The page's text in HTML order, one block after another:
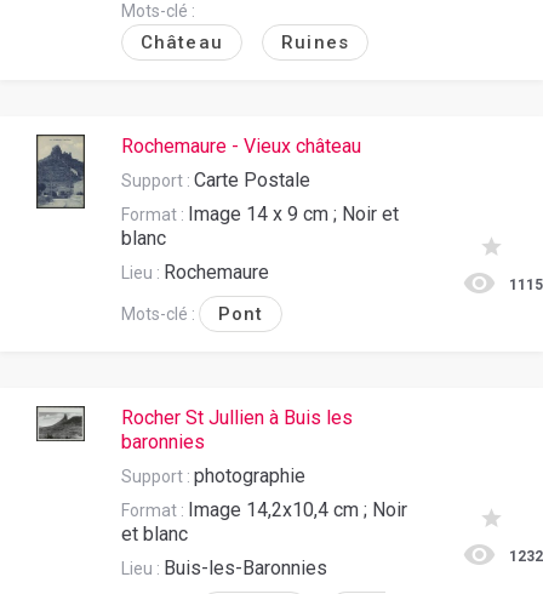
Mots-clé :
Château Ruines
Rochemaure - Vieux château
Support : Carte Postale
Format : Image 14 x 9 cm ; Noir et
blanc
Lieu : Rochemaure
Mots-clé : Pont
1115
Rocher St Jullien à Buis les
baronnies
Support : photographie
Format : Image 14,2x10,4 cm ; Noir
et blanc
Lieu : Buis-les-Baronnies 1232